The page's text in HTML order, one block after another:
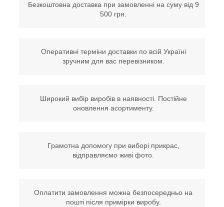
Безкоштовна доставка при замовленні на суму від 9
500 грн.
Оперативні терміни доставки по всій Україні
зручним для вас перевізником.
Широкий вибір виробів в наявності. Постійне
оновлення асортименту.
Грамотна допомогу при виборі прикрас,
відправляємо живі фото.
Оплатити замовлення можна безпосередньо на
пошті після примірки виробу.